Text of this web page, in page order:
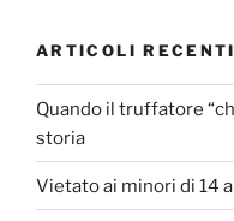
ARTICOLI RECENTI
Quando il truffatore
storia
Vietato ai minori di 14